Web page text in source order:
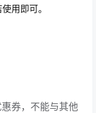
用即可。
券，不能与其他